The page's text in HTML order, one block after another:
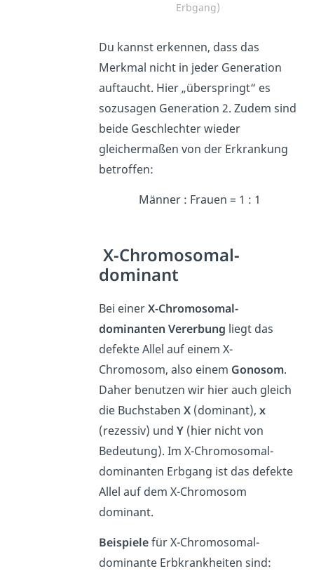
Erbgang)
Du kannst erkennen, dass das
Merkmal nicht in jeder Generation
auftaucht. Hier „überspringt“ es
sozusagen Generation 2. Zudem sind
beide Geschlechter wieder
gleichermaßen von der Erkrankung
betroffen:
Männer : Frauen = 1 : 1
X-Chromosomal-
dominant
Bei einerX-Chromosomal-
dominanten Vererbung liegt das
defekte Allel auf einem X-
Chromosom, also einem Gonosom.
Daher benutzen wir hier auch gleich
die BuchstabenX (dominant),x
(rezessiv) undY (hier nicht von
Bedeutung). Im X-Chromosomal-
dominanten Erbgang ist das defekte
Allel auf dem X-Chromosom
dominant.
Beispielefür X-Chromosomal-
dominante Erbkrankheiten sind: